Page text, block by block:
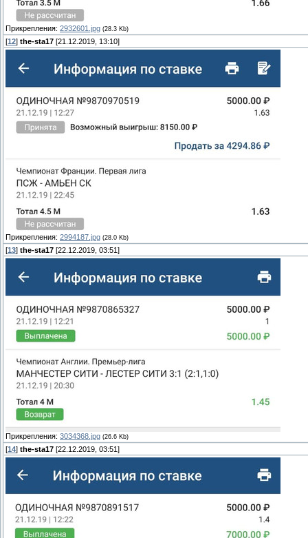
Прикрепления: 2932601.jpg (28.3 Kb)
[12] the-sta17 [21.12.2019, 13:10]
Прикрепления: 2994187.jpg (28.0 Kb)
[13] the-sta17 [22.12.2019, 03:51]
Прикрепления: 3034368.jpg (26.6 Kb)
[14] the-sta17 [22.12.2019, 03:51]